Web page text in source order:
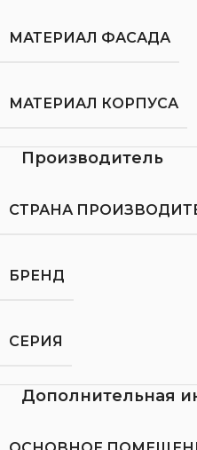
МАТЕРИАЛ ФАСАДА
МАТЕРИАЛ КОРПУСА
Производитель
СТРАНА
БРЕНД
СЕРИЯ
Дополнительная